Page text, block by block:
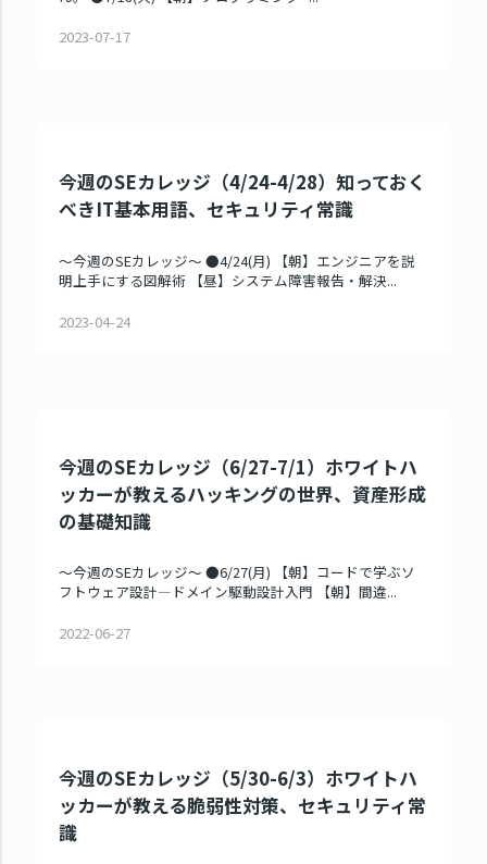
2023-07-17
今週のSEカレッジ（4/24-4/28）知っておく
べきIT基本用語、セキュリティ常識
～今週のSEカレッジ～ ●4/24(月) 【朝】エンジニアを説
明上手にする図解術 【昼】システム障害報告・解決...
2023-04-24
今週のSEカレッジ（6/27-7/1）ホワイトハ
ッカーが教えるハッキングの世界、資産形成
の基礎知識
～今週のSEカレッジ～ ●6/27(月) 【朝】コードで学ぶソ
フトウェア設計―ドメイン駆動設計入門 【朝】間違...
2022-06-27
今週のSEカレッジ（5/30-6/3）ホワイトハ
ッカーが教える脆弱性対策、セキュリティ常
識